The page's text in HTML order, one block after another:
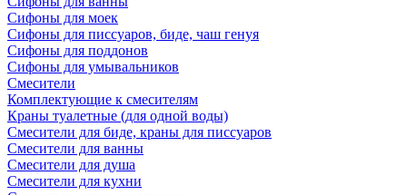
Сифоны для моек
Сифоны для писсуаров, биде, чаш генуя
Сифоны для поддонов
Сифоны для умывальников
Смесители
Комплектующие к смесителям
Краны туалетные (для одной воды)
Смесители для биде, краны для писсуаров
Смесители для ванны
Смесители для душа
Смесители для кухни